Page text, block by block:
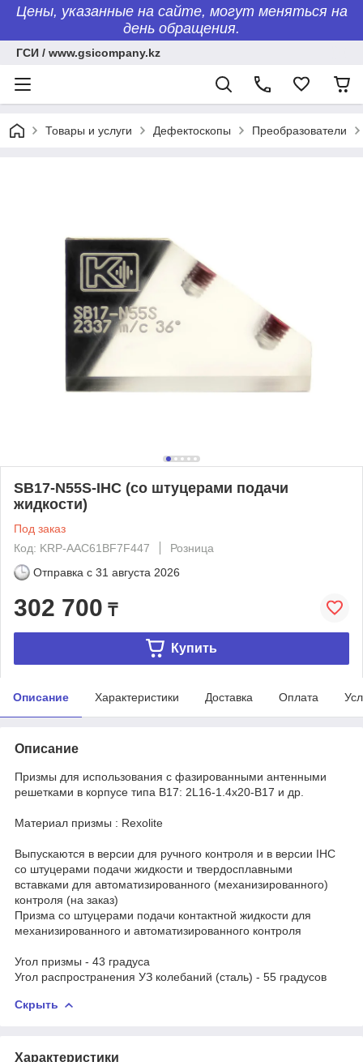
Цены, указанные на сайте, могут меняться на
день обращения.
ГСИ / www.gsicompany.kz
Товары и услуги Дефектоскопы Преобразователи
SB17-N55S-IHC (со штуцерами подачи
жидкости)
Под заказ
Код: KRP-AAC61BF7F447
Розница
Отправка с 31 августа 2026
302 700 ₸
Купить
Описание Характеристики Доставка Оплата
Описание
Призмы для использования с фазированными антенными
решетками в корпусе типа B17: 2L16-1.4х20-B17 и др.
Материал призмы : Rexolite
Выпускаются в версии для ручного контроля и в версии IHC
со штуцерами подачи жидкости и твердосплавными
вставками для автоматизированного (механизированного)
контроля (на заказ)
Призма со штуцерами подачи контактной жидкости для
механизированного и автоматизированного контроля
Угол призмы - 43 градуса
Угол распространения УЗ колебаний (сталь) - 55 градусов
Скрыть
Характеристики